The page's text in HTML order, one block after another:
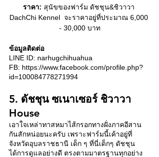
ราคา: สุนัขของฟาร์ม ดัชชุน&ชิวาวา
DachChi Kennel  จะราคาอยู่ที่ประมาณ 6,000
- 30,000 บาท
ข้อมูลติดต่อ
LINE ID: narhugchihuahua
FB: https://www.facebook.com/profile.php?
id=100084778271994
5. ดัชชุน ซเนาเซอร์ ชิวาวา
House
เอาใจเหล่าทาสหมาไส้กรอกทางฝั่งภาคอีสาน
กันสักหน่อยนะครับ เพราะฟาร์มนี้เค้าอยู่ที่
จังหวัดอุบลราชธานี เด็ก ๆ ที่นี่เด็กๆ ดัชชุน
ได้การดูแลอย่างดี ตรงตามมาตรฐานทุกอย่าง